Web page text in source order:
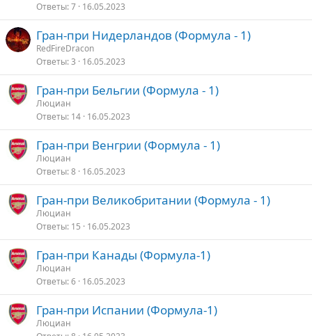
Ответы 7 16.05.2023
Гран-при Нидерландов (Формула - 1)
RedFireDracon
Ответы 3 16.05.2023
Гран-при Бельгии (Формула - 1)
Люциан
Ответы 14 16.05.2023
Гран-при Венгрии (Формула - 1)
Люциан
Ответы 8 16.05.2023
Гран-при Великобритании (Формула - 1)
Люциан
Ответы 15 16.05.2023
Гран-при Канады (Формула-1)
Люциан
Ответы 6 16.05.2023
Гран-при Испании (Формула-1)
Люциан